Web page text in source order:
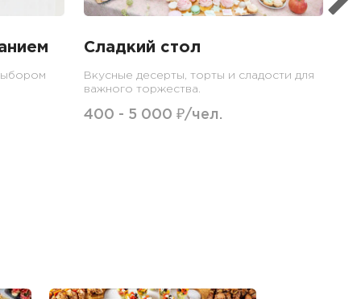
Сладкий стол
Вкусные десерты, торты и сладости для
важного торжества.
400 - 5 000 ₽/чел.